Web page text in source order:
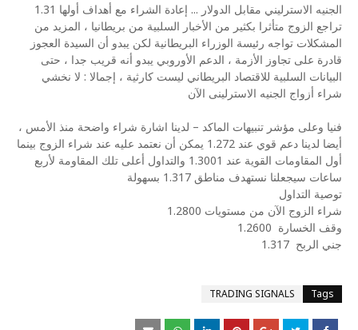
الجنيه الاسترليني مقابل الدولار ... إعادة الشراء مع أهداف أولها 1.31
تراجع الزوج متأثرا بكثير من الأخبار السلبية من بريطانيا ، المزيد من
المشكلات تواجه رئيسة الوزراء البريطانية لكن يبدو أن السيدة العجوز
قادرة على تجاوز الأزمة ، الدعم الأوروبي يبدو أنه قريب جدا ، حتى
البيانات السلبية للاقتصاد البريطاني ليست كارثية ، إجمالا : لا نخشي
شراء أزواج الجنيه الاسترلينى الآن
فنيا وعلى مؤشر تنبيهات الماكد – لدينا اشارة شراء واضحة منذ الأمس ،
أيضا لدينا دعم قوي عند 1.272 يمكن أن نعتمد عليه عند شراء الزوج بينما
أول المقاومات القوية عند 1.3001 والتداول أعلى تلك المقاومة لأربع
ساعات سيجعلنا نستهدف مناطق 1.317 بسهولة
توصية التداول
شراء الزوج الآن من مستويات 1.2800
وقف الخسارة 1.2600
جني الربح 1.317
Tags
TRADING SIGNALS